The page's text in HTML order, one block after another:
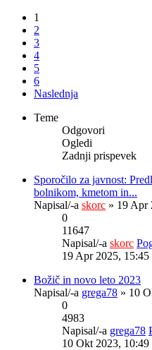
1
2
3
4
5
6
Naslednja
Teme
Odgovori
Ogledi
Zadnji prispevek
Sporočilo za javnost:
bolnikom, kmetom in...
Napisal/-a skorc » 19 Apr
0
11647
Napisal/-a skorc
19 Apr 2025, 15:45
Božič in novo leto 2023
Napisal/-a grega78 » 10
0
4983
Napisal/-a grega78
10 Okt 2023, 10:49